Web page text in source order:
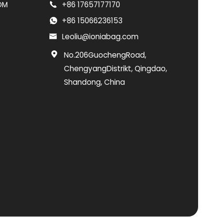
+86 17657177170
+86 15066236153
Leoliu@ioniabag.com
No.206GuochengRoad,
ChengyangDistrikt, Qingdao,
Shandong, China